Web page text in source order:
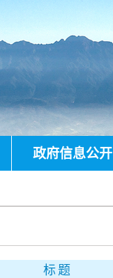
政府信息公开
标题